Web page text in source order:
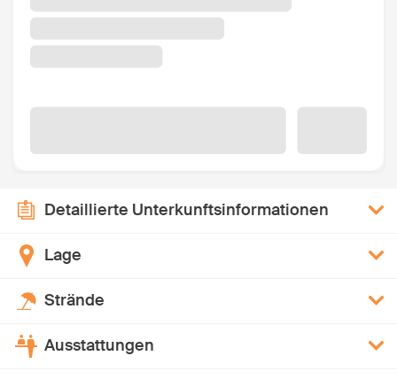
Detaillierte Unterkunftsinformationen
Lage
Strände
Ausstattungen